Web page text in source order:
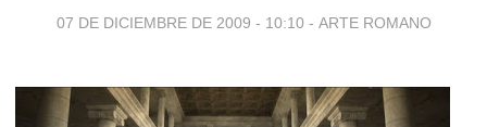
07 DE DICIEMBRE DE 2009 - 10:10 - ARTE ROMANO